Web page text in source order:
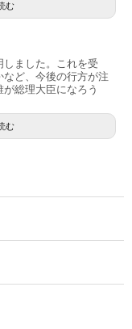
む
ました。これを受
ど、今後の行方が注
総理大臣になろう
む